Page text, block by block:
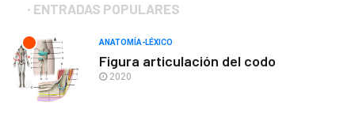
ENTRADAS POPULARES
ANATOMÍA-LÉXICO
Figura articulación del codo
2020